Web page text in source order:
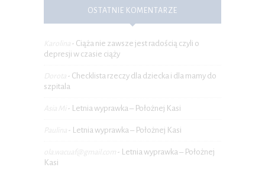
OSTATNIE KOMENTARZE
Karolina - Ciąża nie zawsze jest radością czyli o
depresji w czasie ciąży
Dorota - Checklista rzeczy dla dziecka i dla mamy do
szpitala
Asia Mi - Letnia wyprawka – Położnej Kasi
Paulina - Letnia wyprawka – Położnej Kasi
ola.wacuaf@gmail.com - Letnia wyprawka – Położnej
Kasi